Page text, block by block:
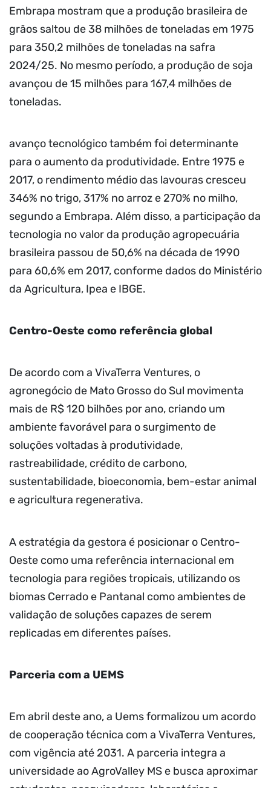
Embrapa mostram que a produção brasileira de
grãos saltou de 38 milhões de toneladas em 1975
para 350,2 milhões de toneladas na safra
2024/25. No mesmo período, a produção de soja
avançou de 15 milhões para 167,4 milhões de
toneladas.
avanço tecnológico também foi determinante
para o aumento da produtividade. Entre 1975 e
2017, o rendimento médio das lavouras cresceu
346% no trigo, 317% no arroz e 270% no milho,
segundo a Embrapa. Além disso, a participação da
tecnologia no valor da produção agropecuária
brasileira passou de 50,6% na década de 1990
para 60,6% em 2017, conforme dados do Ministério
da Agricultura, Ipea e IBGE.
Centro-Oeste como referência global
De acordo com a VivaTerra Ventures, o
agronegócio de Mato Grosso do Sul movimenta
mais de R$ 120 bilhões por ano, criando um
ambiente favorável para o surgimento de
soluções voltadas à produtividade,
rastreabilidade, crédito de carbono,
sustentabilidade, bioeconomia, bem-estar animal
e agricultura regenerativa.
A estratégia da gestora é posicionar o Centro-
Oeste como uma referência internacional em
tecnologia para regiões tropicais, utilizando os
biomas Cerrado e Pantanal como ambientes de
validação de soluções capazes de serem
replicadas em diferentes países.
Parceria com a UEMS
Em abril deste ano, a Uems formalizou um acordo
de cooperação técnica com a VivaTerra Ventures,
com vigência até 2031. A parceria integra a
universidade ao AgroValley MS e busca aproximar